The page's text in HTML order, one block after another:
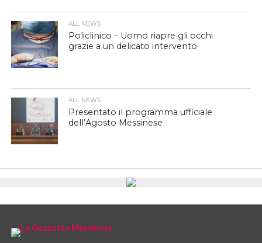
ALL NEWS
Policlinico – Uomo riapre gli occhi
grazie a un delicato intervento
ALL NEWS
Presentato il programma ufficiale
dell’Agosto Messinese